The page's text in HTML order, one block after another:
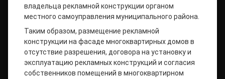
владельца рекламной конструкции органом
местного самоуправления муниципального района.
Таким образом, размещение рекламной
конструкции на фасаде многоквартирных домов в
отсутствие разрешения, договора на установку и
эксплуатацию рекламных конструкций и согласия
собственников помещений в многоквартирном